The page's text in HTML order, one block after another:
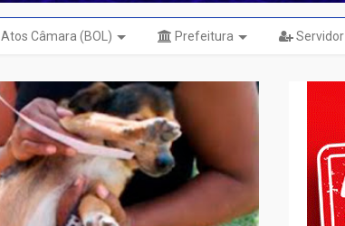
Atos Câmara (BOL) Prefeitura Servidor